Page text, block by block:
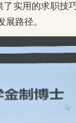
实用的求职技
路径。